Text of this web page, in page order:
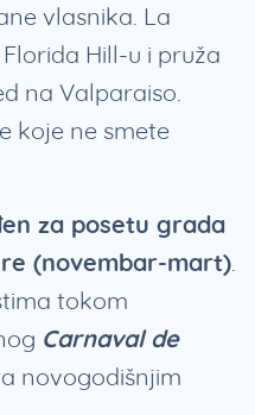
vlasnika. La
Hill-u i pruža
na Valparaiso.
koje ne smete
za posetu grada
(novembar-mart).
tokom
Carnaval de
novogodišnjim